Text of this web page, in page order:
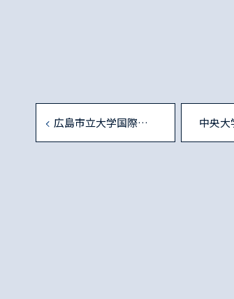
広島市立大学国際学部 国際金融論・金融論の教員公募